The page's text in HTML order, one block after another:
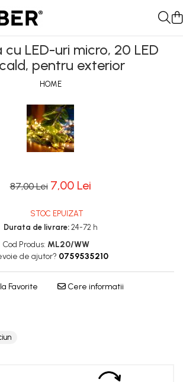
electrice
manuale
beton
cu LED-uri micro, 20 LED
pentru exterior
HOME
87,00 Lei 7,00 Lei
STOC EPUIZAT
Durata de livrare: 24-72 h
Cod Produs: ML20/WW
de ajutor? 0759535210
Favorite Cere informatii